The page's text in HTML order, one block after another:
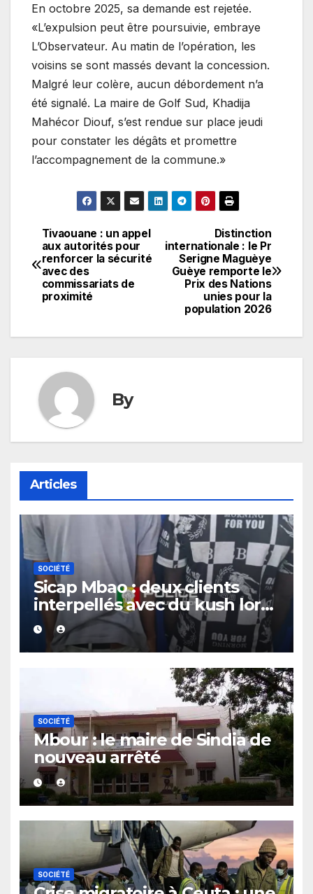
En octobre 2025, sa demande est rejetée.
«L’expulsion peut être poursuivie, embraye
L’Observateur. Au matin de l’opération, les
voisins se sont massés devant la concession.
Malgré leur colère, aucun débordement n’a
été signalé. La maire de Golf Sud, Khadija
Mahécor Diouf, s’est rendue sur place jeudi
pour constater les dégâts et promettre
l’accompagnement de la commune.»
Navigation
de
l’article
Distinction
internationale : le Pr
Serigne Maguèye
Guèye remporte le
Prix des Nations
unies pour la
population 2026
Tivaouane : un appel
aux autorités pour
renforcer la sécurité
avec des
commissariats de
proximité
By
Articles
SOCIÉTÉ
Sicap Mbao : deux clients
interpellés avec du kush lors
d’un contrôle de police dans
un bar
SOCIÉTÉ
Mbour : le maire de Sindia de
nouveau arrêté
SOCIÉTÉ